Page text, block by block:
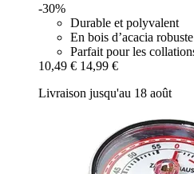
-30%
Durable et polyvalent
En bois d’acacia robuste
Parfait pour les
10,49 € 14,99 €
Livraison jusqu'au 18 août